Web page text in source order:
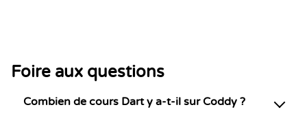
Foire aux questions
Combien de cours Dart y a-t-il sur Coddy ?